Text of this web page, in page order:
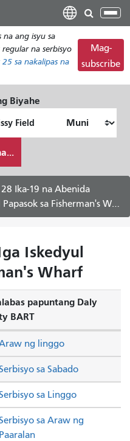
I-
ang
na ang isyu sa
na serbisyo
25 sa nakalipas na
Mag-
subscribe
Biyahe
28 Ika-19 na Abenida
sa Fisherman's Wharf -
Iskedyul
Wharf
papuntang Daly
BART
sa Sabado
sa Linggo
ng linggo
sa Araw ng
Paaralan